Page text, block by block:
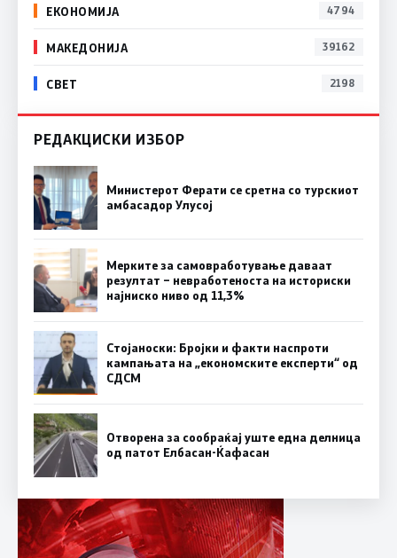
ЕКОНОМИЈА 4794
МАКЕДОНИЈА 39162
СВЕТ 2198
РЕДАКЦИСКИ ИЗБОР
Министерот Ферати се сретна со турскиот
амбасадор Улусој
Мерките за самовработување даваат
резултат – невработеноста на историски
најниско ниво од 11,3%
Стојаноски: Бројки и факти наспроти
кампањата на „економските експерти“ од
СДСM
Отворена за сообраќај уште една делница
од патот Елбасан-Ќафасан